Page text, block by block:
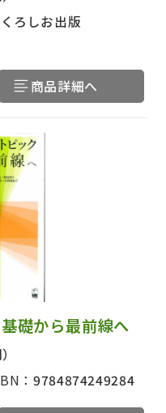
くろしお出版
商品詳細へ
礎から最前線へ
：9784874249284